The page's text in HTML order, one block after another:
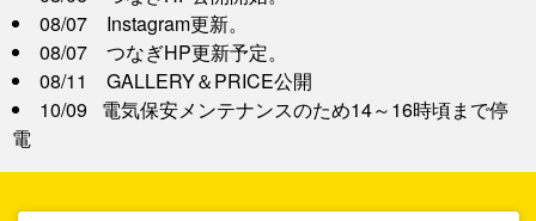
08/07　Instagram更新。
08/07　つなぎHP更新予定。
08/11　GALLERY＆PRICE公開
10/09   電気保安メンテナンスのため14～16時頃まで停
電